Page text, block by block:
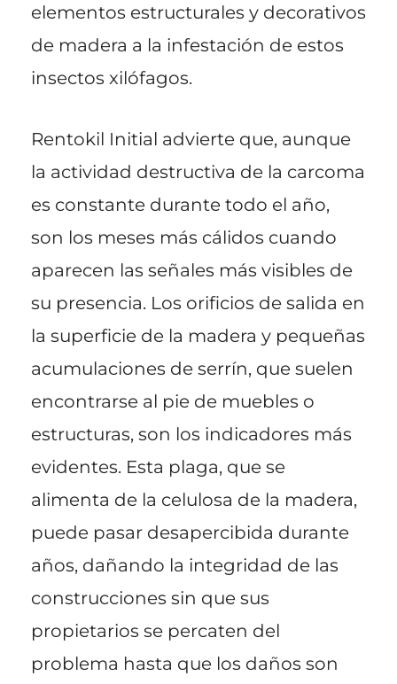
elementos estructurales y decorativos
de madera a la infestación de estos
insectos xilófagos.
Rentokil Initial advierte que, aunque
la actividad destructiva de la carcoma
es constante durante todo el año,
son los meses más cálidos cuando
aparecen las señales más visibles de
su presencia. Los orificios de salida en
la superficie de la madera y pequeñas
acumulaciones de serrín, que suelen
encontrarse al pie de muebles o
estructuras, son los indicadores más
evidentes. Esta plaga, que se
alimenta de la celulosa de la madera,
puede pasar desapercibida durante
años, dañando la integridad de las
construcciones sin que sus
propietarios se percaten del
problema hasta que los daños son